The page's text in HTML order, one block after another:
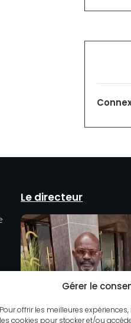
Gérer le
Pour offrir les meilleures
les cookies pour stocker et/ou
Le directeur